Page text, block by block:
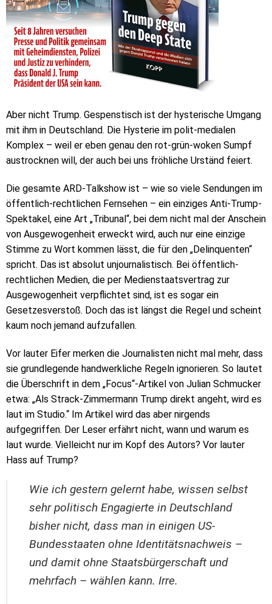
Aber nicht Trump. Gespenstisch ist der hysterische Umgang
mit ihm in Deutschland. Die Hysterie im polit-medialen
Komplex – weil er eben genau den rot-grün-woken Sumpf
austrocknen will, der auch bei uns fröhliche Urständ feiert.
Die gesamte ARD-Talkshow ist – wie so viele Sendungen im
öffentlich-rechtlichen Fernsehen – ein einziges Anti-Trump-
Spektakel, eine Art „Tribunal“, bei dem nicht mal der Anschein
von Ausgewogenheit erweckt wird, auch nur eine einzige
Stimme zu Wort kommen lässt, die für den „Delinquenten“
spricht. Das ist absolut unjournalistisch. Bei öffentlich-
rechtlichen Medien, die per Medienstaatsvertrag zur
Ausgewogenheit verpflichtet sind, ist es sogar ein
Gesetzesverstoß. Doch das ist längst die Regel und scheint
kaum noch jemand aufzufallen.
Vor lauter Eifer merken die Journalisten nicht mal mehr, dass
sie grundlegende handwerkliche Regeln ignorieren. So lautet
die Überschrift in dem „Focus“-Artikel von Julian Schmucker
etwa: „Als Strack-Zimmermann Trump direkt angeht, wird es
laut im Studio.“ Im Artikel wird das aber nirgends
aufgegriffen. Der Leser erfährt nicht, wann und warum es
laut wurde. Vielleicht nur im Kopf des Autors? Vor lauter
Hass auf Trump?
Wie ich gestern gelernt habe, wissen selbst
sehr politisch Engagierte in Deutschland
bisher nicht, dass man in einigen US-
Bundesstaaten ohne Identitätsnachweis –
und damit ohne Staatsbürgerschaft und
mehrfach – wählen kann. Irre.